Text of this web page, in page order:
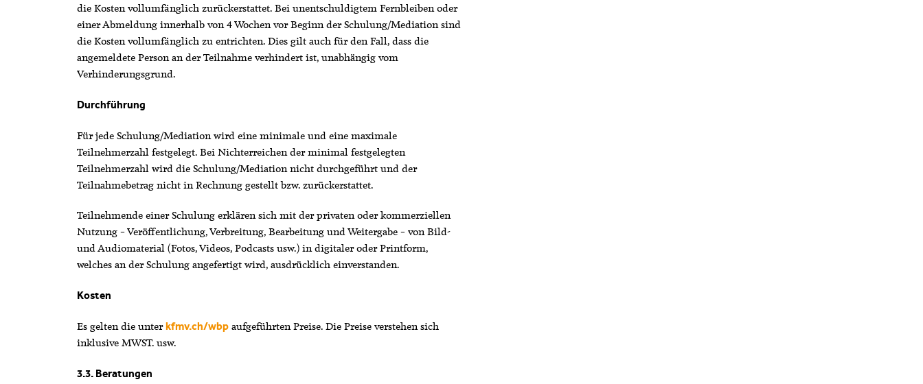
die Kosten vollumfänglich zurückerstattet. Bei unentschuldigtem Fernbleiben oder
einer Abmeldung innerhalb von 4 Wochen vor Beginn der Schulung/Mediation sind
die Kosten vollumfänglich zu entrichten. Dies gilt auch für den Fall, dass die
angemeldete Person an der Teilnahme verhindert ist, unabhängig vom
Verhinderungsgrund.
Durchführung
Für jede Schulung/Mediation wird eine minimale und eine maximale
Teilnehmerzahl festgelegt. Bei Nichterreichen der minimal festgelegten
Teilnehmerzahl wird die Schulung/Mediation nicht durchgeführt und der
Teilnahmebetrag nicht in Rechnung gestellt bzw. zurückerstattet.
Teilnehmende einer Schulung erklären sich mit der privaten oder kommerziellen
Nutzung – Veröffentlichung, Verbreitung, Bearbeitung und Weitergabe – von Bild-
und Audiomaterial (Fotos, Videos, Podcasts usw.) in digitaler oder Printform,
welches an der Schulung angefertigt wird, ausdrücklich einverstanden.
Kosten
Es gelten die unterkfmv.ch/wbpaufgeführten Preise. Die Preise verstehen sich
inklusive MWST. usw.
3.3. Beratungen